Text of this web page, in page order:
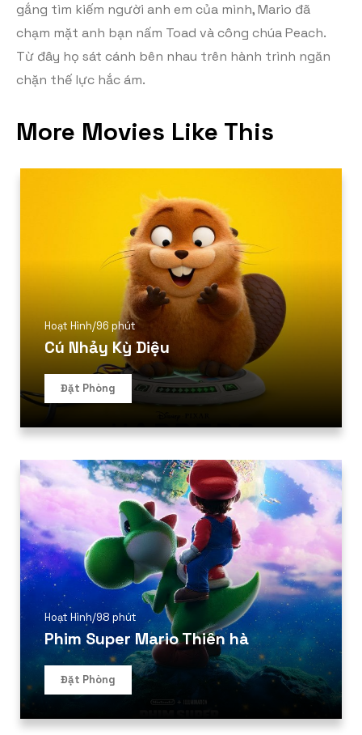
gắng tìm kiếm người anh em của mình, Mario đã
chạm mặt anh bạn nấm Toad và công chúa Peach.
Từ đây họ sát cánh bên nhau trên hành trình ngăn
chặn thế lực hắc ám.
More Movies Like This
Hoạt Hình/96 phút
Cú Nhảy Kỳ Diệu
Đặt Phòng
Hoạt Hình/98 phút
Phim Super Mario Thiên hà
Đặt Phòng